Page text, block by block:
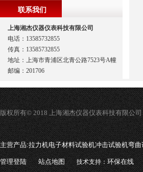
联系我们
上海湘杰仪器仪表科技有限公司
电话：13585732855
传真：13585732855
地址：上海市青浦区北青公路7523号A幢
邮编：201706
版权所有© 2018 上海湘杰仪器仪表科技有限公司
主营产品:拉力机电子材料试验机冲击试验机弯
管理登陆 站点地图 技术支持：环保在线